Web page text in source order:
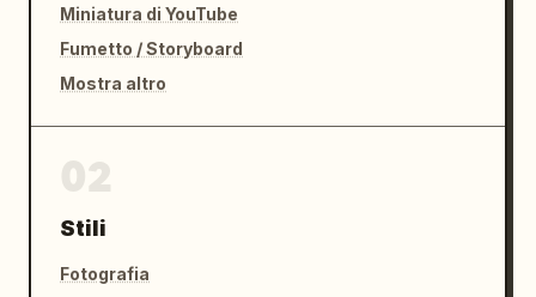
Miniatura di YouTube
Fumetto / Storyboard
Mostra altro
Stili
Fotografia